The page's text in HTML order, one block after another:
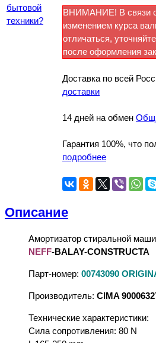
бытовой
техники?
ВНИМАНИЕ! В связи
изменением курса
отличаться,
после оформления
Доставка по всей
доставки
14 дней на обмен
Гарантия 100%, что
подробнее
Описание
Амортизатор стиральной
NEFF-BALAY-CONSTRUCTA
Парт-номер: 00743090
Производитель: CIMA
Технические характеристики:
Сила сопротивления: 80 N